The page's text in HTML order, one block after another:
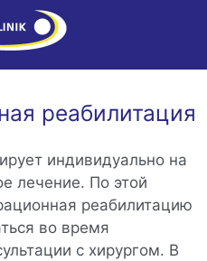
реабилитация
индивидуально на
лечение. По этой
реабилитацию
во время
с хирургом. В